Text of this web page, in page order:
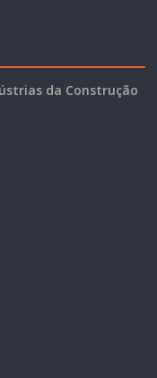
da Construção